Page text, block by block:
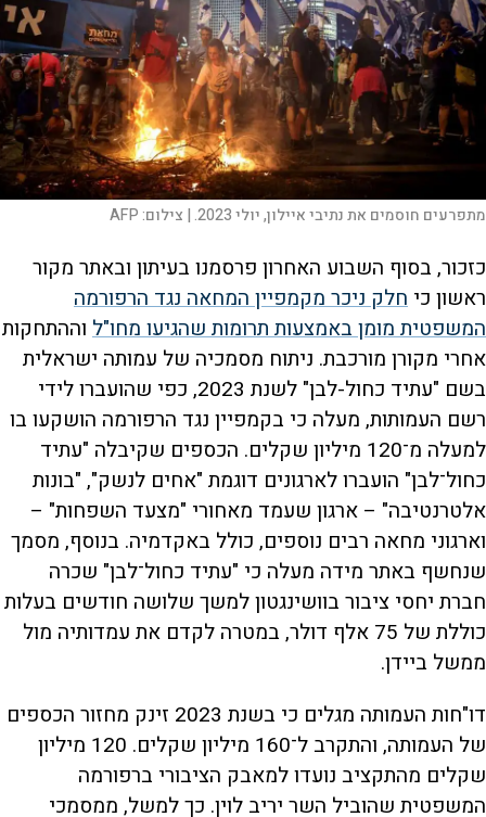
מתפרעים חוסמים את נתיבי איילון, יולי 2023. | צילום:AFP
כזכור, בסוף השבוע האחרון פרסמנו בעיתון ובאתר מקור
ראשון כי חלק ניכר מקמפיין המחאה נגד הרפורמה
המשפטית מומן באמצעות תרומות שהגיעו מחו"ל וההתחקות
אחרי מקורן מורכבת. ניתוח מסמכיה של עמותה ישראלית
בשם "עתיד כחול-לבן" לשנת 2023, כפי שהועברו לידי
רשם העמותות, מעלה כי בקמפיין נגד הרפורמה הושקעו בו
למעלה מ־120 מיליון שקלים. הכספים שקיבלה "עתיד
כחול־לבן" הועברו לארגונים דוגמת "אחים לנשק", "בונות
אלטרנטיבה" – ארגון שעמד מאחורי "מצעד השפחות" –
וארגוני מחאה רבים נוספים, כולל באקדמיה. בנוסף, מסמך
שנחשף באתר מידה מעלה כי "עתיד כחול־לבן" שכרה
חברת יחסי ציבור בוושינגטון למשך שלושה חודשים בעלות
כוללת של 75 אלף דולר, במטרה לקדם את עמדותיה מול
ממשל ביידן.
דו"חות העמותה מגלים כי בשנת 2023 זינק מחזור הכספים
של העמותה, והתקרב ל־160 מיליון שקלים. 120 מיליון
שקלים מהתקציב נועדו למאבק הציבורי ברפורמה
המשפטית שהוביל השר יריב לוין. כך למשל, ממסמכי